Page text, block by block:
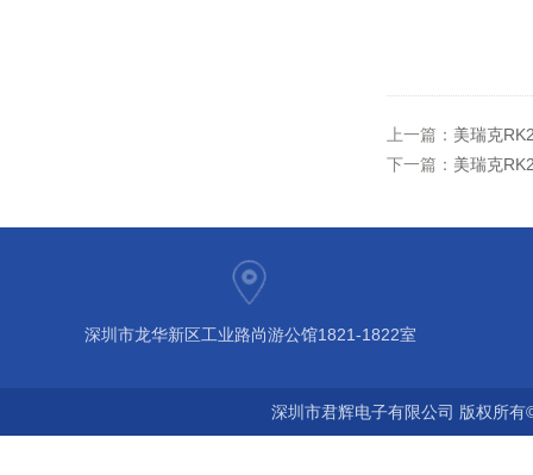
上一篇： 美瑞克
下一篇： 美瑞克
深圳市龙华新区工业路尚游公馆1821-1822室
深圳市君辉电子有限公司 版权所